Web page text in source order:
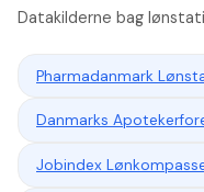
Datakilderne bag
Pharmadanmark
Danmarks
Jobindex